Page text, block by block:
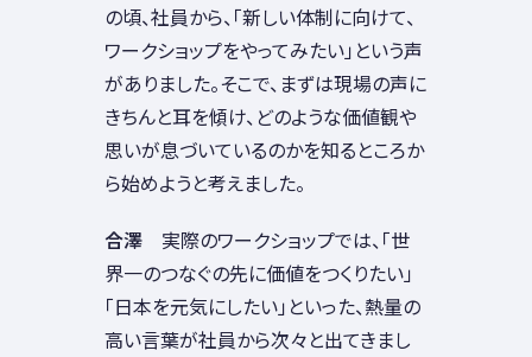
の頃、社員から、「新しい体制に向けて、
ワークショップをやってみたい」という声
がありました。そこで、まずは現場の声に
きちんと耳を傾け、どのような価値観や
思いが息づいているのかを知るところか
ら始めようと考えました。
合澤 実際のワークショップでは、「世
界一のつなぐの先に価値をつくりたい」
「日本を元気にしたい」といった、熱量の
高い言葉が社員から次々と出てきまし